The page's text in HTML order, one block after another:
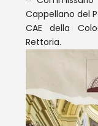
Cappellano del
CAE della
Rettoria.